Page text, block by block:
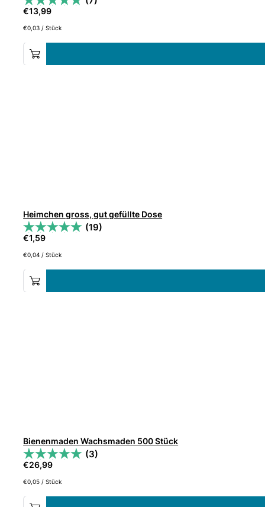
€13,99
€0,03 /Stück
Heimchen gross, gut gefüllte Dose
(19)
€1,59
€0,04 /Stück
Bienenmaden Wachsmaden 500 Stück
(3)
€26,99
€0,05 /Stück